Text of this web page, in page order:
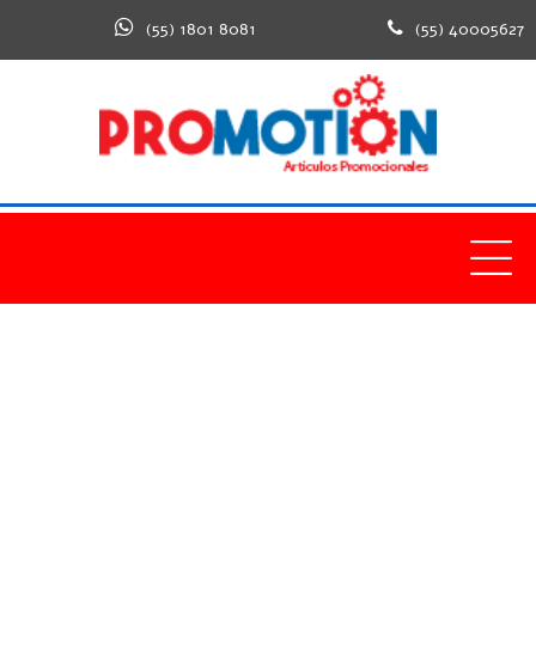
(55) 1801 8081 (55) 40005627